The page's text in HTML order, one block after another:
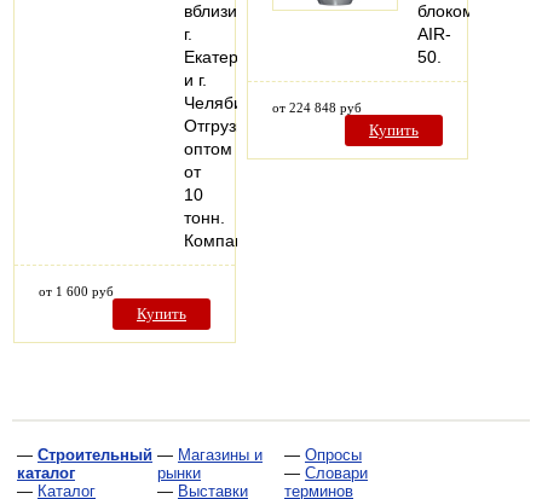
вблизи
г.
Екатеринбурга
и г.
Челябинска.
Отгрузка
оптом
от
10
тонн.
Компания…
от 1 600 руб
Купить
блоком
AIR-
50.
от 224 848 руб
Купить
— Строительный
каталог
— Каталог
— Магазины и
рынки
— Выставки
— Опросы
— Словари
терминов